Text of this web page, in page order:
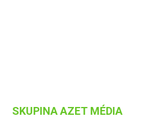
SKUPINA AZET MÉDIA